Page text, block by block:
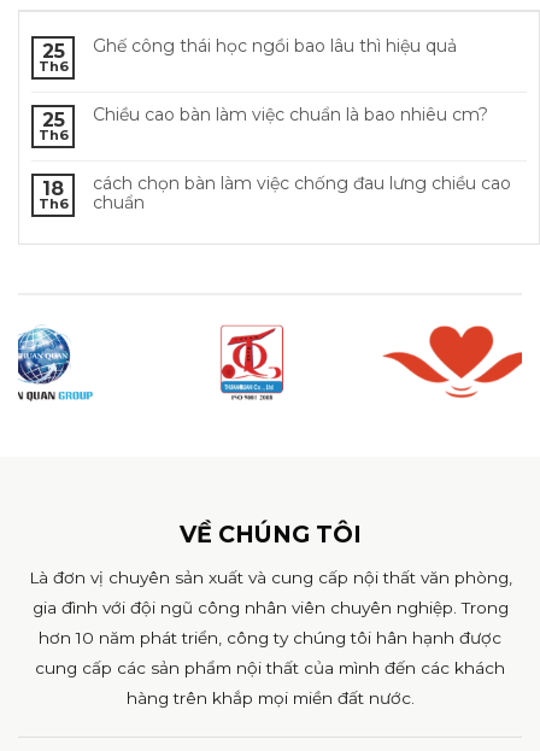
25
Th6
Ghế công thái học ngồi bao lâu thì hiệu quả
25
Th6
Chiều cao bàn làm việc chuẩn là bao nhiêu cm?
18
Th6
cách chọn bàn làm việc chống đau lưng chiều cao
chuẩn
VỀ CHÚNG TÔI
Là đơn vị chuyên sản xuất và cung cấp nội thất văn phòng,
gia đình với đội ngũ công nhân viên chuyên nghiệp. Trong
hơn 10 năm phát triển, công ty chúng tôi hân hạnh được
cung cấp các sản phẩm nội thất của mình đến các khách
hàng trên khắp mọi miền đất nước.